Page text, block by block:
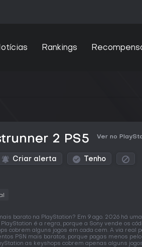
Rankings
2 PS5 Ver no
Criar alerta Tenho
barato na PlayStation? Em 9 ago. 2026 há
é a regra, porque a Sony vende os
cobrem alguns jogos em cada cem. A via real
PSN mais baratos, porque pagas menos pelo
as keyshops cobrem apenas alguns